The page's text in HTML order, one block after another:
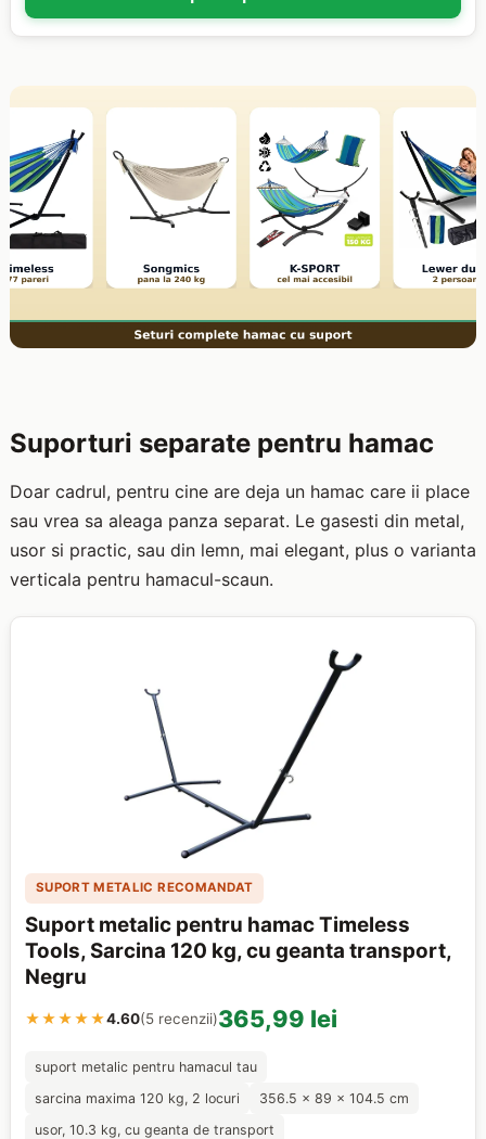
Suporturi separate pentru hamac
Doar cadrul, pentru cine are deja un hamac care ii place
sau vrea sa aleaga panza separat. Le gasesti din metal,
usor si practic, sau din lemn, mai elegant, plus o varianta
verticala pentru hamacul-scaun.
SUPORT METALIC RECOMANDAT
Suport metalic pentru hamac Timeless
Tools, Sarcina 120 kg, cu geanta transport,
Negru
★★★★★4.60(5 recenzii)365,99 lei
suport metalic pentru hamacul tau
sarcina maxima 120 kg, 2 locuri
356.5 x 89 x 104.5 cm
usor, 10.3 kg, cu geanta de transport